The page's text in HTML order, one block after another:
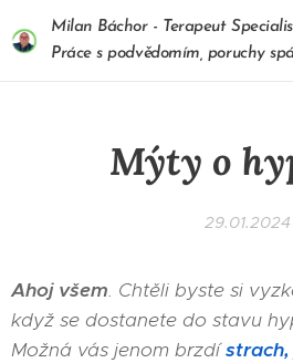
Milan Báchor - Terapeut
Práce s podvědomím, poruchy
Mýty o
29.01.2024
Ahoj všem. Chtěli byste si
když se dostanete do
Možná vás jenom brzdístrach,